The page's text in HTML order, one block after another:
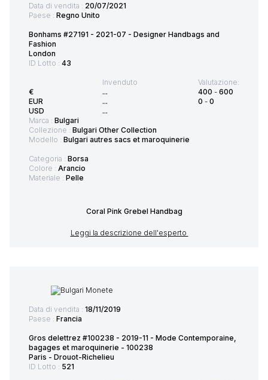
Data di vendita : 20/07/2021
Paese : Regno Unito
Bonhams #27191 - 2021-07 - Designer Handbags and
Fashion
London
ID Lotto : 43
€
EUR
USD
Invenduto
...
...
...
Valutazione:
400 - 600
0 - 0
Marca : Bulgari
Collezione : Bulgari Other Collection
Modello : Bulgari autres sacs et maroquinerie
Categoria : Borsa
Colore : Arancio
Materiale : Pelle
Coral Pink Grebel Handbag
Leggi la descrizione dell'esperto
Data di vendita : 18/11/2019
Paese : Francia
Gros delettrez #100238 - 2019-11 - Mode Contemporaine,
bagages et maroquinerie - 100238
Paris - Drouot-Richelieu
ID Lotto : 521